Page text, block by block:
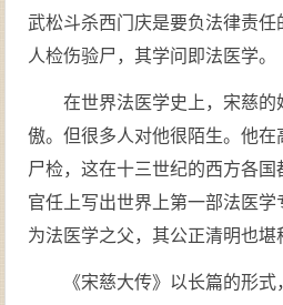
武松斗杀西门庆是要负法律责
人检伤验尸，其学问即法医学。
在世界法医学史上，宋慈
傲。但很多人对他很陌生。他
尸检，这在十三世纪的西方各
官任上写出世界上第一部法医
为法医学之父，其公正清明也堪
《宋慈大传》以长篇的形